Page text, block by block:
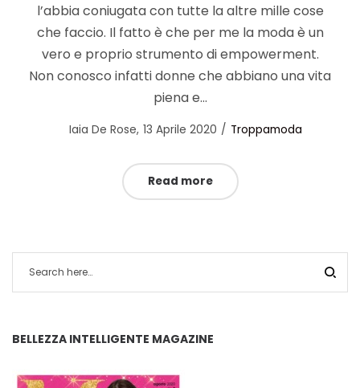
l’abbia coniugata con tutte la altre mille cose
che faccio. Il fatto è che per me la moda è un
vero e proprio strumento di empowerment.
Non conosco infatti donne che abbiano una vita
piena e…
byIaia De Rose Posted
13 Aprile 2020
Posted
Troppamoda
Read more
BELLEZZA INTELLIGENTE MAGAZINE